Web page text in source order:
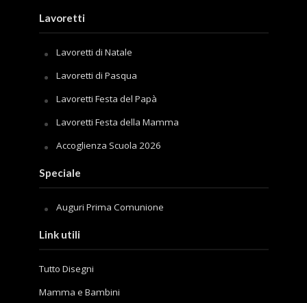
Lavoretti
Lavoretti di Natale
Lavoretti di Pasqua
Lavoretti Festa del Papà
Lavoretti Festa della Mamma
Accoglienza Scuola 2026
Speciale
Auguri Prima Comunione
Link utili
Tutto Disegni
Mamma e Bambini